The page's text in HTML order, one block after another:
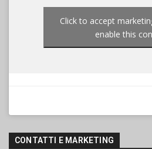
Click to accept
enable this
CONTATTI E MARKETING